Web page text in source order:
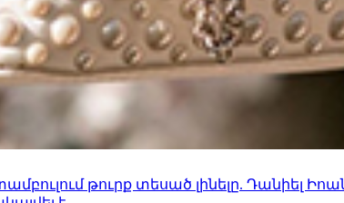
թուրք տեսած լինելը. Դանիել